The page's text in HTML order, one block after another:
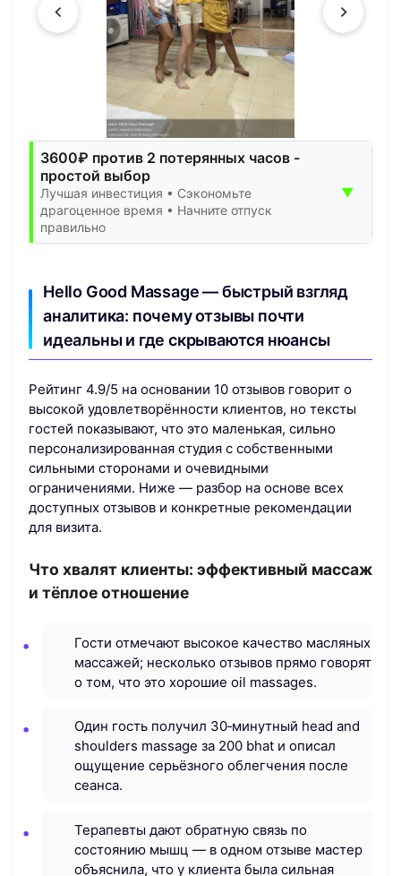
3600₽ против 2 потерянных часов -
простой выбор
Лучшая инвестиция • Сэкономьте
драгоценное время • Начните отпуск
правильно
▼
Hello Good Massage — быстрый взгляд
аналитика: почему отзывы почти
идеальны и где скрываются нюансы
Рейтинг 4.9/5 на основании 10 отзывов говорит о
высокой удовлетворённости клиентов, но тексты
гостей показывают, что это маленькая, сильно
персонализированная студия с собственными
сильными сторонами и очевидными
ограничениями. Ниже — разбор на основе всех
доступных отзывов и конкретные рекомендации
для визита.
Что хвалят клиенты: эффективный массаж
и тёплое отношение
Гости отмечают высокое качество масляных
массажей; несколько отзывов прямо говорят
о том, что это хорошие oil massages.
Один гость получил 30‑минутный head and
shoulders massage за 200 bhat и описал
ощущение серьёзного облегчения после
сеанса.
Терапевты дают обратную связь по
состоянию мышц — в одном отзыве мастер
объяснила, что у клиента была сильная